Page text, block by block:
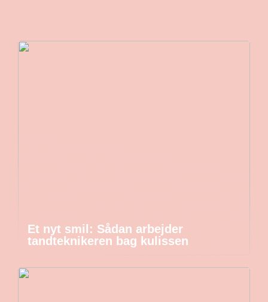
Et nyt smil: Sådan arbejder
tandteknikeren bag kulissen